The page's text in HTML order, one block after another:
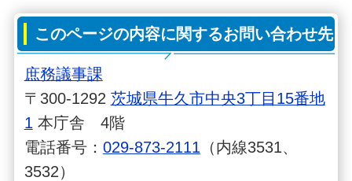
このページの内容に関するお問い合わせ先
庶務議事課
〒300-1292 茨城県牛久市中央3丁目15番地
1 本庁舎 4階
電話番号： 029-873-2111 （内線3531、
3532）